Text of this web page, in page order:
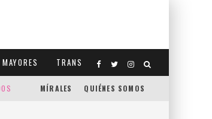
MAYORES TRANS
MÍRALES QUIÉNES SOMOS